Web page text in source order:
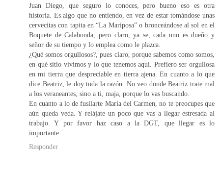
Juan Diego, que seguro lo conoces, pero bueno eso es otra
historia. Es algo que no entiendo, en vez de estar tomándose unas
cervecitas con tapita en “La Mariposa” o bronceándose al sol en el
Boquete de Calahonda, pero claro, ya se, cada uno es dueño y
señor de su tiempo y lo emplea como le plazca.
¿Qué somos orgullosos?, pues claro, porque sabemos como somos,
en qué sitio vivimos y lo que tenemos aquí. Prefiero ser orgullosa
en mi tierra que despreciable en tierra ajena. En cuanto a lo que
dice Beatriz, le doy toda la razón. No veo donde Beatriz trate mal
a los veraneantes, sino a ti, maja, porque lo vas buscando.
En cuanto a lo de fusilarte María del Carmen, no te preocupes que
aún queda veda. Y relájate un poco que vas a llegar estresada al
trabajo. Y por favor haz caso a la DGT, que llegar es lo
importante…
Responder